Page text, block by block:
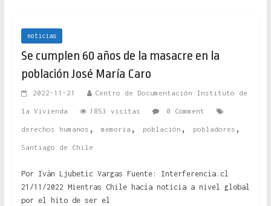
noticias
Se cumplen 60 años de la masacre en la
población José María Caro
2022-11-21 Centro de Documentación Instituto de
la Vivienda 1853 visitas 0 Comment
derechos humanos , memoria , población , pobladores ,
Santiago de Chile
Por Iván Ljubetic Vargas Fuente: Interferencia.cl
21/11/2022 Mientras Chile hacía noticia a nivel global
por el hito de ser el